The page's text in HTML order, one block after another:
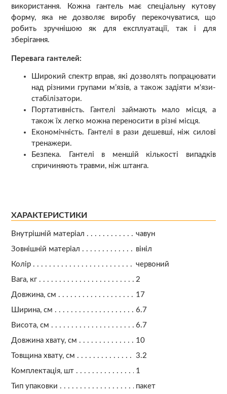
використання. Кожна гантель має спеціальну кутову
форму, яка не дозволяє виробу перекочуватися, що
робить зручнішою як для експлуатації, так і для
зберігання.
Перевага гантелей:
Широкий спектр вправ, які дозволять попрацювати
над різними групами м’язів, а також задіяти м'язи-
стабілізатори.
Портативність. Гантелі займають мало місця, а
також їх легко можна переносити в різні місця.
Економічність. Гантелі в рази дешевші, ніж силові
тренажери.
Безпека. Гантелі в меншій кількості випадків
спричиняють травми, ніж штанга.
ХАРАКТЕРИСТИКИ
Внутрішній матеріал
чавун
Зовнішній матеріал
вініл
Колір
червоний
Вага, кг
2
Довжина, см
17
Ширина, см
6.7
Висота, см
6.7
Довжина хвату, см
10
Товщина хвату, см
3.2
Комплектація, шт
1
Тип упаковки
пакет